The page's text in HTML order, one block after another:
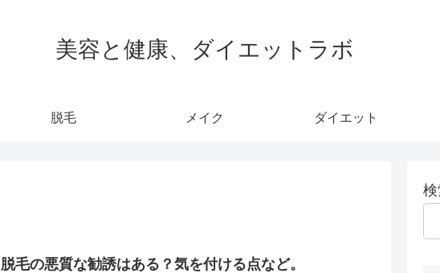
美容と健康、ダイエットラボ
脱毛 メイク ダイエット
脱毛の悪質な勧誘はある？気を付ける点など。
検